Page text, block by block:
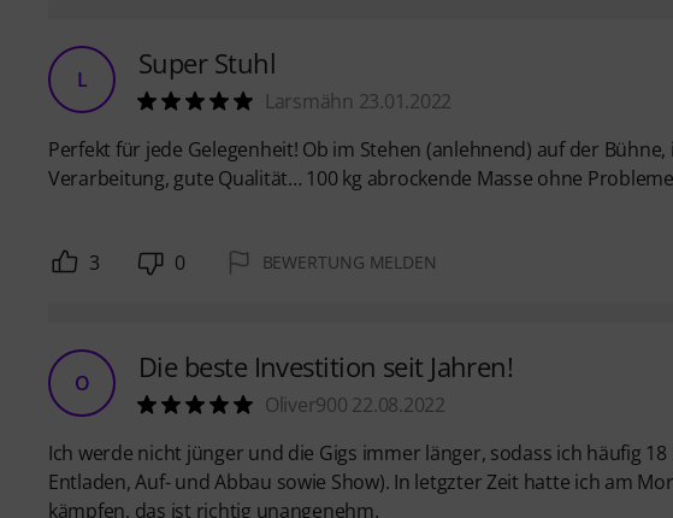
L Super Stuhl
Larsmähn 23.01.2022
Perfekt für jede Gelegenheit! Ob im Stehen (anlehnend) auf der
Verarbeitung, gute Qualität… 100 kg abrockende Masse ohne
3 0 BEWERTUNG MELDEN
O Die beste Investition seit Jahren!
Oliver900 22.08.2022
Ich werde nicht jünger und die Gigs immer länger, sodass ich häufig
Entladen, Auf- und Abbau sowie Show). In letgzter Zeit hatte ich am
kämpfen, das ist richtig unangenehm.